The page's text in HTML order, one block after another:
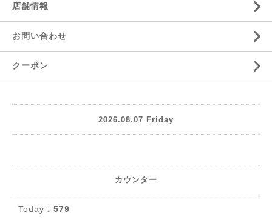
店舗情報
お問い合わせ
クーポン
2026.08.07 Friday
カウンター
Today : 579